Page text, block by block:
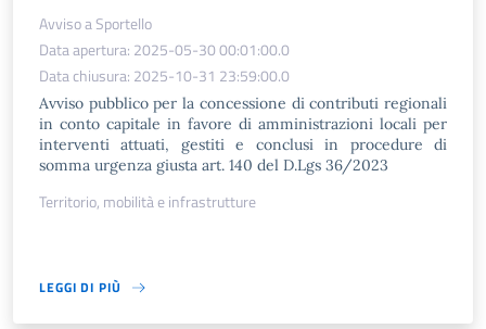
Avviso a Sportello
Data apertura: 2025-05-30 00:01:00.0
Data chiusura: 2025-10-31 23:59:00.0
Avviso pubblico per la concessione di contributi regionali
in conto capitale in favore di amministrazioni locali per
interventi attuati, gestiti e conclusi in procedure di
somma urgenza giusta art. 140 del D.Lgs 36/2023
Territorio, mobilità e infrastrutture
LEGGI DI PIÙ